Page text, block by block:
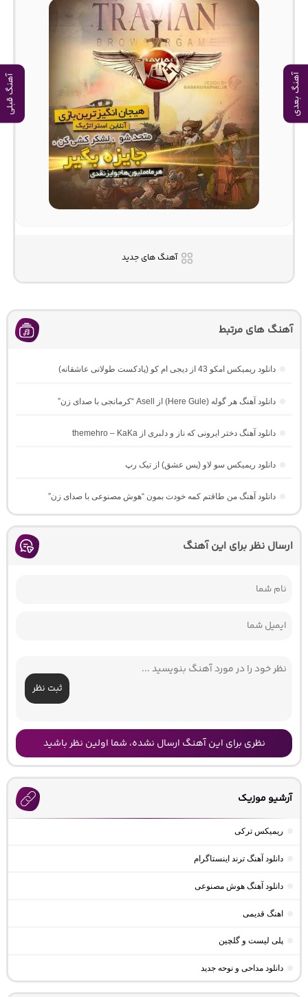
آهنگ بعدی آهنگ قبلی
آهنگ های جدید
آهنگ های مرتبط
دانلود ریمیکس امکو 43 از دیجی ام کو (پادکست طولانی عاشقانه)
دانلود آهنگ هر گوله (Here Gule) از Asell “کرمانجی با صدای زن”
دانلود آهنگ دختر ایرونی که ناز و دلبری از themehro – KaKa
دانلود ریمیکس سو لاو (پس عشق) از تیک رپ
دانلود آهنگ من طاقتم کمه خودت بمون “هوش مصنوعی با صدای زن”
ارسال نظر برای این آهنگ
ثبت نظر
نظری برای این آهنگ ارسال نشده، شما اولین نظر باشید
آرشیو موزیک
ریمیکس ترکی
دانلود آهنگ ترند اینستاگرام
دانلود آهنگ هوش مصنوعی
اهنگ قدیمی
پلی لیست و گلچین
دانلود مداحی و نوحه جدید